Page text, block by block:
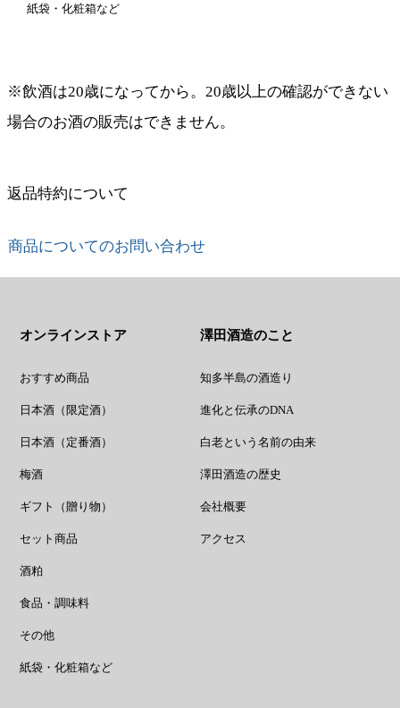
紙袋・化粧箱など
※飲酒は20歳になってから。20歳以上の確認ができない
場合のお酒の販売はできません。
返品特約について
商品についてのお問い合わせ
オンラインストア
おすすめ商品
日本酒（限定酒）
日本酒（定番酒）
梅酒
ギフト（贈り物）
セット商品
酒粕
食品・調味料
その他
紙袋・化粧箱など
澤田酒造のこと
知多半島の酒造り
進化と伝承のDNA
白老という名前の由来
澤田酒造の歴史
会社概要
アクセス